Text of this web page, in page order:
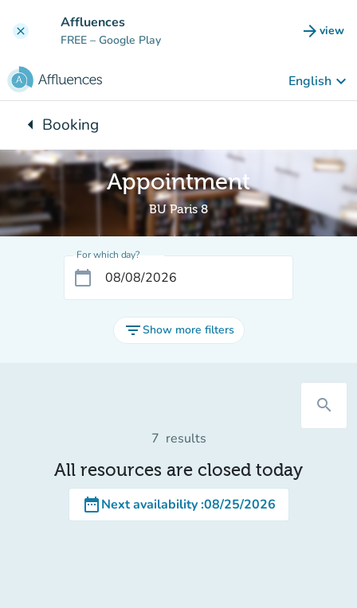
clear Affluences
FREE – Google Play arrow_forward view
(new
English keyboard_arrow_down
arrow_leftBack to:
Booking
Appointment
BU Paris 8
For which day?
calendar_today
filter_listShow more filters
search
7 results
All resources are closed today
date_rangeNext availability:08/25/2026